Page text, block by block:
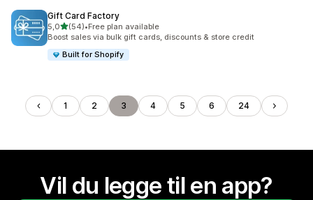
Gift Card Factory
5,0av 5 stjerner
(54)
Totalt 54 omtaler
•Free plan available
Boost sales via bulk gift cards, discounts & store credit
Built for Shopify
1 2 3 4 5 6 24
Vil du legge til en app?